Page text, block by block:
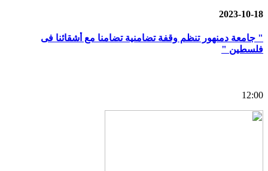
2023-10-18
" جامعة دمنهور تنظم وقفة تضامنية تضامنا مع أشقائنا فى
فلسطين "
12:00